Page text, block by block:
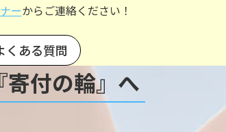
ーからご連絡ください！
くある質問
付の輪』へ